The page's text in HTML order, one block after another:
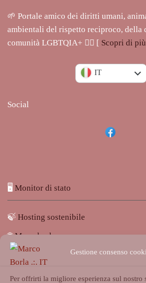
Gestione consenso
Per offrirti la migliore esperienza sul nostro
🌱 Portale amico dei diritti umani,
ambientali del rispetto reciproco, della
comunità LGBTQIA+ 🏳️‍🌈 [ Scopri di più
EN
IT
Social
🖥️ Monitor di stato
🍃 Hosting sostenibile
🌐Marcoborla.com
Segnala un problema